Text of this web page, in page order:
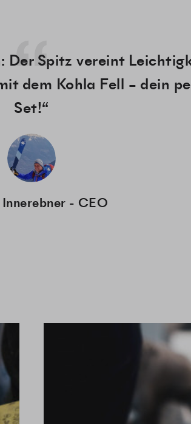
Der Spitz vereint
dem Kohla Fell – dein
Set!“
Innerebner - CEO